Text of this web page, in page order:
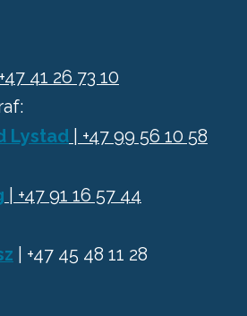
+47 41 26 73 10
Lystad| +47 99 56 10 58
| +47 91 16 57 44
| +47 45 48 11 28